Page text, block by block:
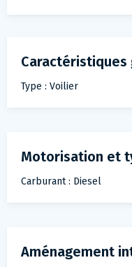
Type : Voilier
Motorisation et
Carburant : Diesel
Aménagement